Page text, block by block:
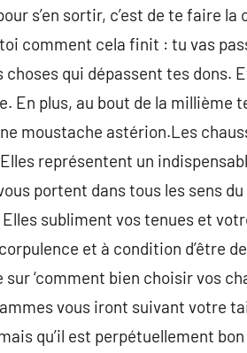
s’en sortir, c’est de te faire
comment cela finit : tu vas
qui dépassent tes dons.
En plus, au bout de la millième
moustache astérion.Les
représentent un
portent dans tous les sens
subliment vos tenues et
et à condition d’être
‘comment bien choisir vos
vous iront suivant votre
qu’il est perpétuellement